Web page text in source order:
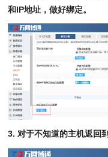
和IP地址，做好绑定。
3. 对于不知道的主机返回到